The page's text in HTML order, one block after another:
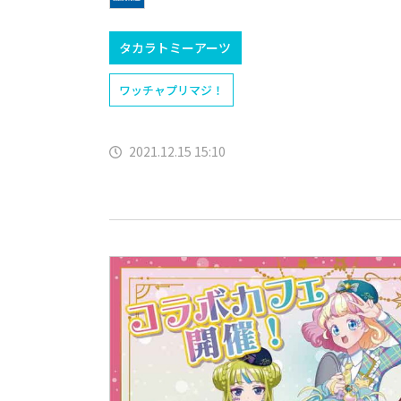
タカラトミーアーツ
ワッチャプリマジ！
2021.12.15 15:10